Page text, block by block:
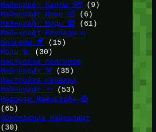
Майнкрафт Карты 🗺️ (9)
Майнкрафт Мемы 🤣 (6)
Майнкрафт Моды 🟩
(61)
Майнкрафт Ютуберы и
Блогеры 🎥
(15)
Моды 💫
(30)
Настройка плагинов
Майнкрафт ⚒️(35)
Настройка сервера
Майнкрафт 🔦 (53)
Новости Майнкрафт 🔴
(65)
Обновления Майнкрафт
(30)